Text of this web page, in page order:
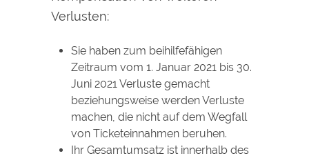
Verlusten:
Sie haben zum beihilfefähigen
Zeitraum vom 1. Januar 2021 bis 30.
Juni 2021 Verluste gemacht
beziehungsweise werden Verluste
machen, die nicht auf dem Wegfall
von Ticketeinnahmen beruhen.
Ihr Gesamtumsatz ist innerhalb des